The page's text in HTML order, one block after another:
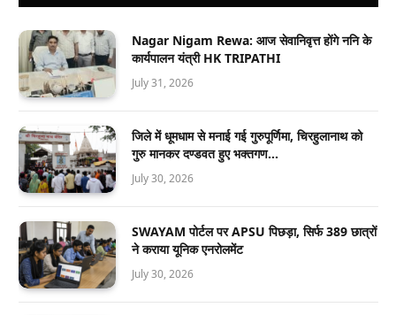
Nagar Nigam Rewa: आज सेवानिवृत्त होंगे ननि के
कार्यपालन यंत्री HK TRIPATHI
July 31, 2026
जिले में धूमधाम से मनाई गई गुरुपूर्णिमा, चिरहुलानाथ को
गुरु मानकर दण्डवत हुए भक्तगण…
July 30, 2026
SWAYAM पोर्टल पर APSU पिछड़ा, सिर्फ 389 छात्रों
ने कराया यूनिक एनरोलमेंट
July 30, 2026